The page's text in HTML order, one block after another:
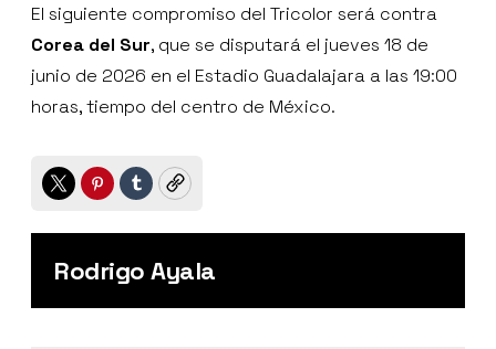
El siguiente compromiso del Tricolor será contra
Corea del Sur, que se disputará el jueves 18 de
junio de 2026 en el Estadio Guadalajara a las 19:00
horas, tiempo del centro de México.
TwitterPinterest
TumblrCopy
Rodrigo Ayala